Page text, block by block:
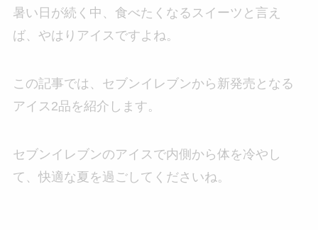
暑い日が続く中、食べたくなるスイーツと言え
ば、やはりアイスですよね。
この記事では、セブンイレブンから新発売となる
アイス2品を紹介します。
セブンイレブンのアイスで内側から体を冷やし
て、快適な夏を過ごしてくださいね。